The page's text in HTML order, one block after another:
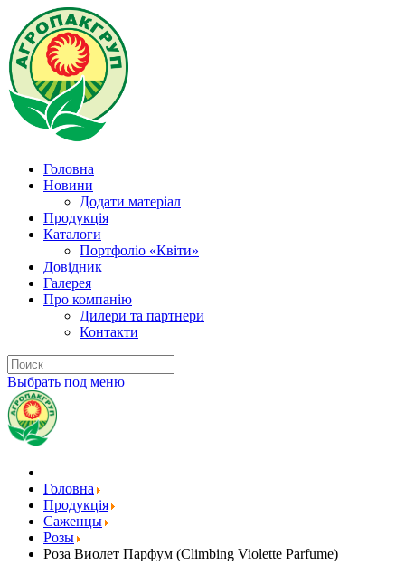
Головна
Новини
Додати матеріал
Продукція
Каталоги
Портфоліо «Квіти»
Довідник
Галерея
Про компанію
Дилери та партнери
Контакти
Выбрать под меню
Головна
Продукція
Саженцы
Розы
Роза Виолет Парфум (Сlimbing Violette Parfume)